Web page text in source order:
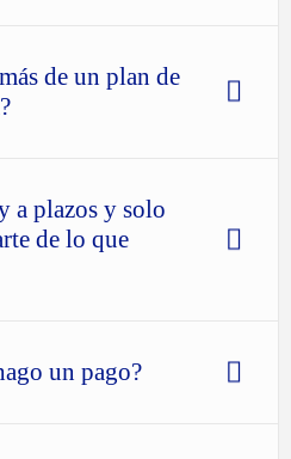
de un plan de
a plazos y solo
de lo que
un pago?